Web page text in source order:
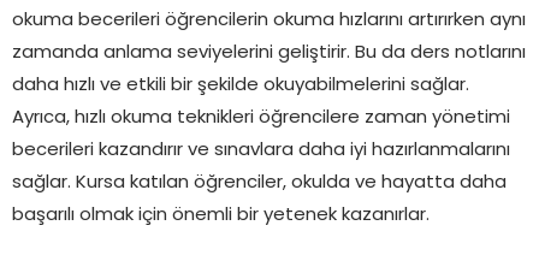
okuma becerileri öğrencilerin okuma hızlarını artırırken aynı
zamanda anlama seviyelerini geliştirir. Bu da ders notlarını
daha hızlı ve etkili bir şekilde okuyabilmelerini sağlar.
Ayrıca, hızlı okuma teknikleri öğrencilere zaman yönetimi
becerileri kazandırır ve sınavlara daha iyi hazırlanmalarını
sağlar. Kursa katılan öğrenciler, okulda ve hayatta daha
başarılı olmak için önemli bir yetenek kazanırlar.